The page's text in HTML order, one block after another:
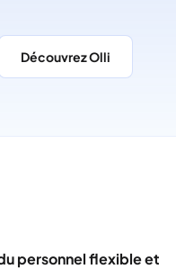
Découvrez Olli
personnel flexible et